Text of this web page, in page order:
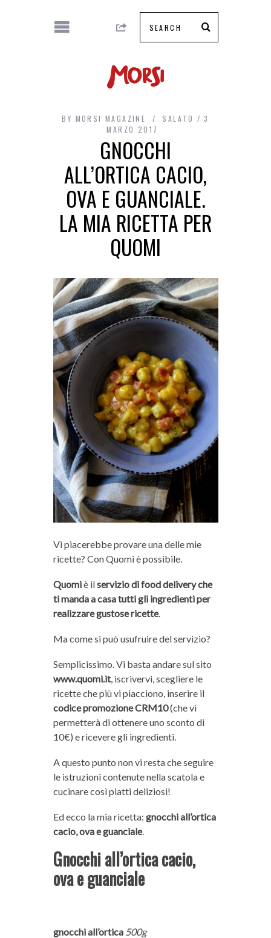
BY MORSI MAGAZINE SALATO
3
MARZO 2017
GNOCCHI
ALL’ORTICA CACIO,
OVA E GUANCIALE.
LA MIA RICETTA PER
QUOMI
Vi piacerebbe provare una delle mie
ricette? Con Quomi è possibile.
Quomiè ilservizio di food delivery che
ti manda a casa tutti gli ingredienti per
realizzare gustose ricette.
Ma come si può usufruire del servizio?
Semplicissimo. Vi basta andare sul sito
www.quomi.it, iscrivervi, scegliere le
ricette che più vi piacciono, inserire il
codice promozione CRM10(che vi
permetterà di ottenere uno sconto di
10€) e ricevere gli ingredienti.
A questo punto non vi resta che seguire
le istruzioni contenute nella scatola e
cucinare così piatti deliziosi!
Ed ecco la mia ricetta: gnocchi all’ortica
cacio, ova e guanciale.
Gnocchi all’ortica cacio,
ova e guanciale
gnocchi all’ortica 500g